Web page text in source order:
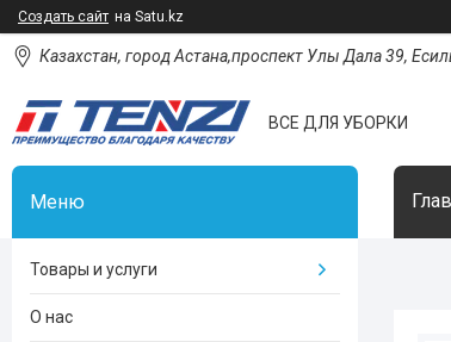
Создать сайт на Satu.kz
Казахстан, город Астана,проспект Улы Дала 39,
ВСЕ ДЛЯ УБОРКИ
Товары и услуги
О нас